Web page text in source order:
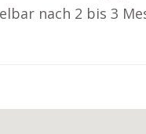
nach 2 bis 3